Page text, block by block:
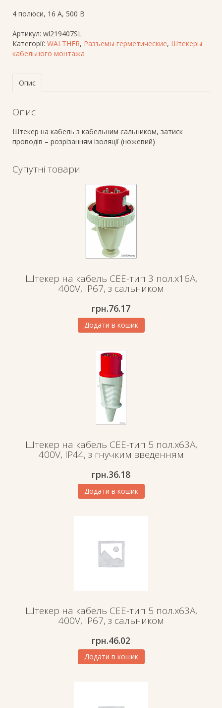
4 полюси, 16 A, 500 В
Артикул: wl219407SL
Категорії: WALTHER, Разъемы герметические, Штекеры
кабельного монтажа
Опис
Опис
Штекер на кабель з кабельним сальником, затиск
проводів – розрізанням ізоляції (ножевий)
Супутні товари
Штекер на кабель СЕЕ-тип 3 пол.х16А,
400V, IP67, з сальником
грн.76.17
Додати в кошик
Штекер на кабель СЕЕ-тип 5 пол.х63А,
400V, IP44, з гнучким введенням
грн.36.18
Додати в кошик
Штекер на кабель СЕЕ-тип 5 пол.х63А,
400V, IP67, з сальником
грн.46.02
Додати в кошик